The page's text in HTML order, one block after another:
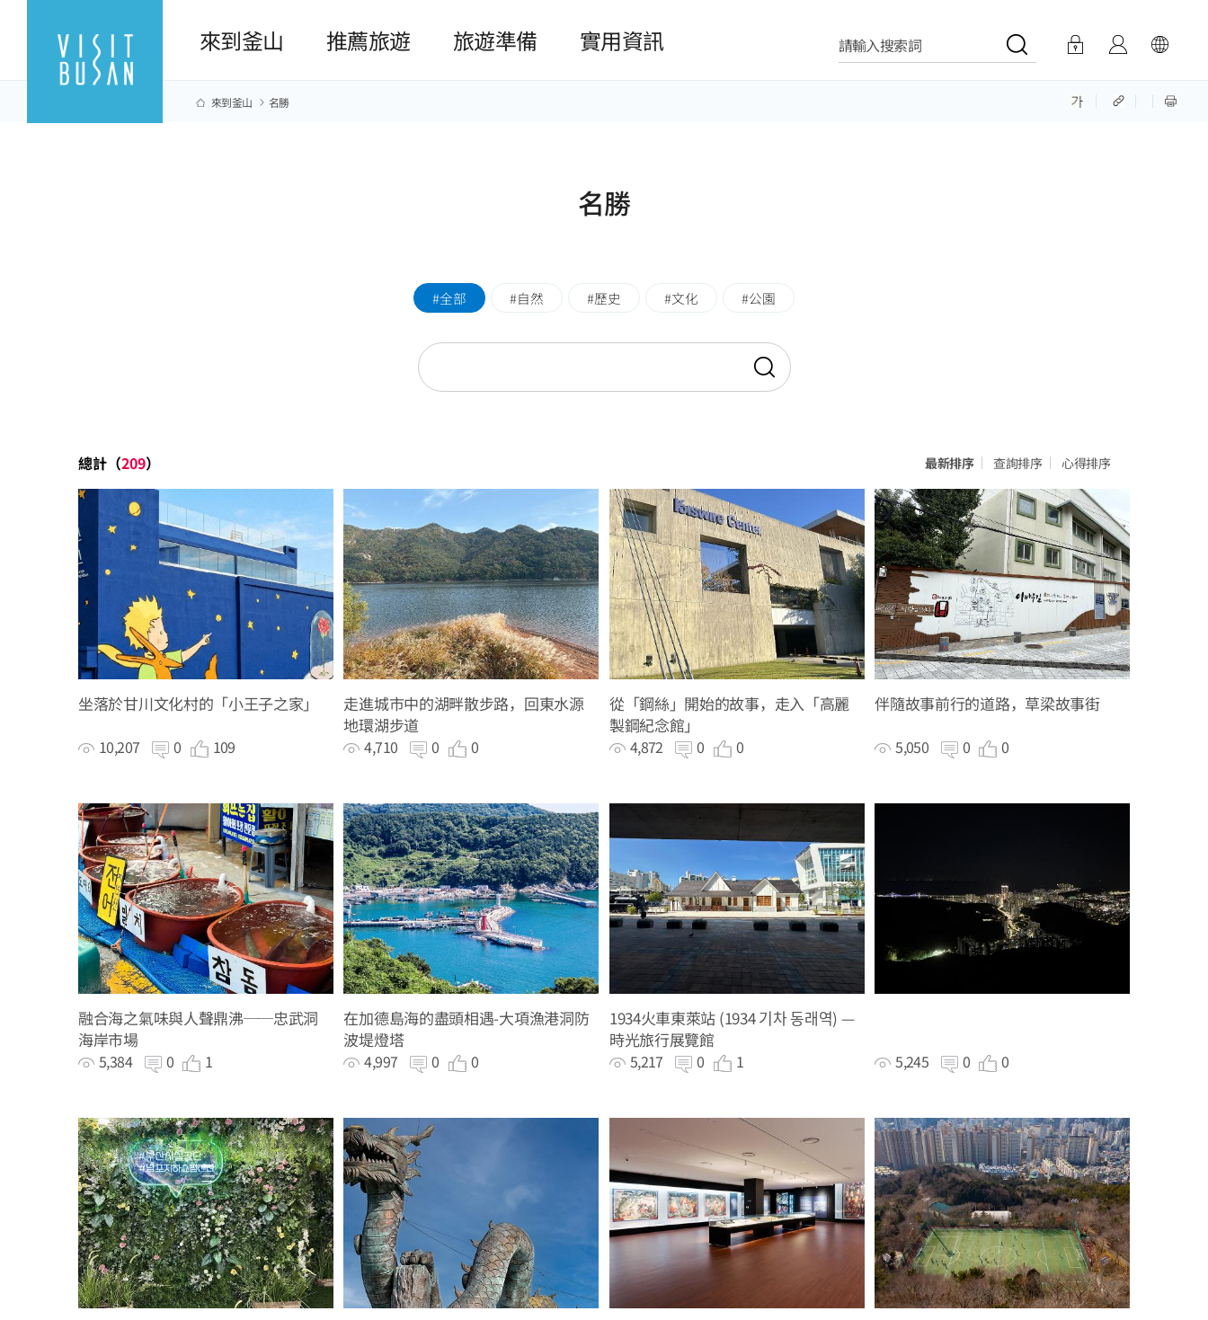
來到釜山 推薦旅遊 旅遊準備 實用資訊 請輸入搜索詞
來到釜山 名勝
名勝
全部 自然 歷史 文化 公園
總計（209） 最新排序 查詢排序 心得排序
坐落於甘川文化村的「小王子之家」
10,207 0 109
走進城市中的湖畔散步路，回東水源
地環湖步道
4,710 0 0
從「鋼絲」開始的故事，走入「高麗
製鋼紀念館」
4,872 0 0
伴隨故事前行的道路，草梁故事街
5,050 0 0
融合海之氣味與人聲鼎沸──忠武洞
海岸市場
5,384 0 1
在加德島海的盡頭相遇-大項漁港洞防
波堤燈塔
4,997 0 0
1934火車東萊站 (1934 기차 동래역) —
時光旅行展覽館
5,217 0 1 5,245 0 0